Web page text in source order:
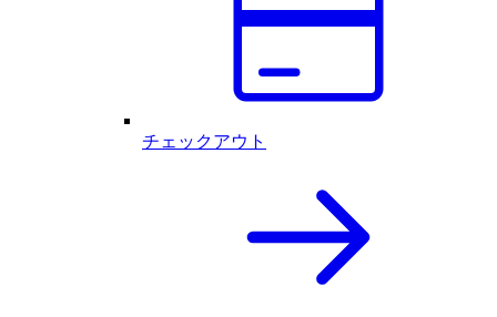
チェックアウト